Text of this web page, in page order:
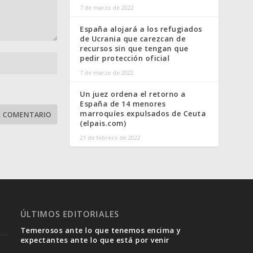
7 de marzo de 2022
España alojará a los refugiados
de Ucrania que carezcan de
recursos sin que tengan que
pedir protección oficial
7 de marzo de 2022
Un juez ordena el retorno a
España de 14 menores
marroquíes expulsados de Ceuta
(elpais.com)
21 de febrero de 2022
ÚLTIMOS EDITORIALES
Temerosos ante lo que tenemos encima y
expectantes ante lo que está por venir